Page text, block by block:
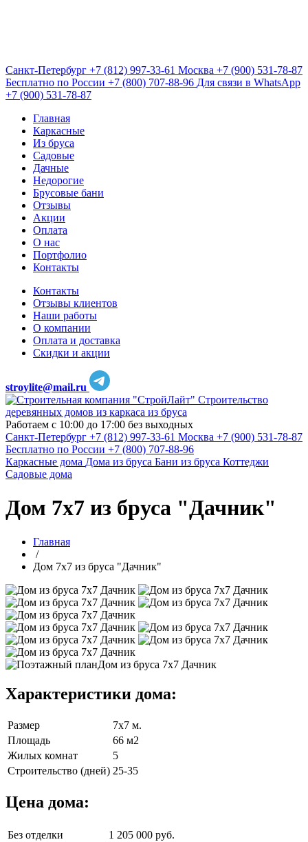
Санкт-Петербург +7 (812) 997-33-61 Москва +7 (900) 531-78-87
Бесплатно по России +7 (800) 707-88-96 Для связи в WhatsApp
+7 (900) 531-78-87
Главная
Каркасные
Из бруса
Садовые
Дачные
Недорогие
Брусовые бани
Отзывы
Акции
Оплата
О нас
Портфолио
Контакты
Контакты
Отзывы клиентов
Наши работы
О компании
Оплата и доставка
Скидки и акции
stroylite@mail.ru
Строительство
деревянных домов из каркаса из бруса
Работаем с 10:00 до 17:00 без выходных
Санкт-Петербург +7 (812) 997-33-61 Москва +7 (900) 531-78-87
Бесплатно по России +7 (800) 707-88-96
Каркасные дома Дома из бруса Бани из бруса Коттеджи
Садовые дома
Дом 7х7 из бруса "Дачник"
Главная
/
Дом 7х7 из бруса "Дачник"
Характеристики дома:
Размер
7х7 м.
Площадь
66 м2
Жилых комнат
5
Строительство (дней) 25-35
Цена дома:
Без отделки
1 205 000 руб.